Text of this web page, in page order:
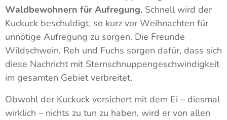
Waldbewohnern für Aufregung. Schnell wird der
Kuckuck beschuldigt, so kurz vor Weihnachten für
unnötige Aufregung zu sorgen. Die Freunde
Wildschwein, Reh und Fuchs sorgen dafür, dass sich
diese Nachricht mit Sternschnuppengeschwindigkeit
im gesamten Gebiet verbreitet.
Obwohl der Kuckuck versichert mit dem Ei – diesmal
wirklich – nichts zu tun zu haben, wird er von allen